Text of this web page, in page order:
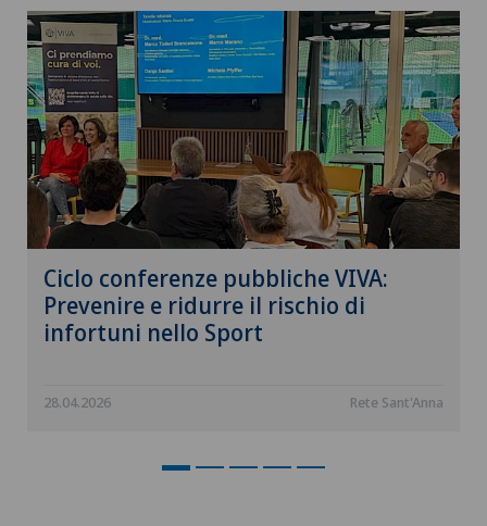
Ciclo conferenze pubbliche VIVA:
Prevenire e ridurre il rischio di
infortuni nello Sport
28.04.2026 Rete Sant'Anna